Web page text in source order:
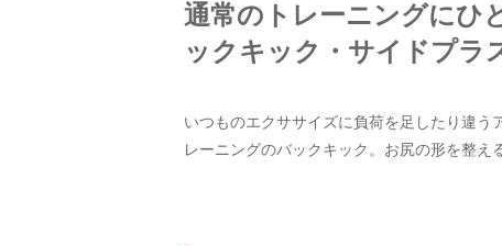
通常のトレーニングにひ
ックキック・サイドプラ
いつものエクササイズに負荷を足したり違う
レーニングのバックキック。お尻の形を整え